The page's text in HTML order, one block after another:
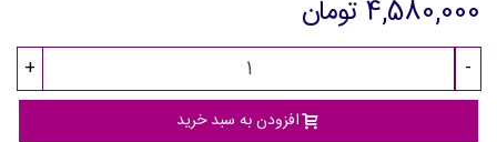
4,580,000 تومان
-
+
افزودن به سبد خرید